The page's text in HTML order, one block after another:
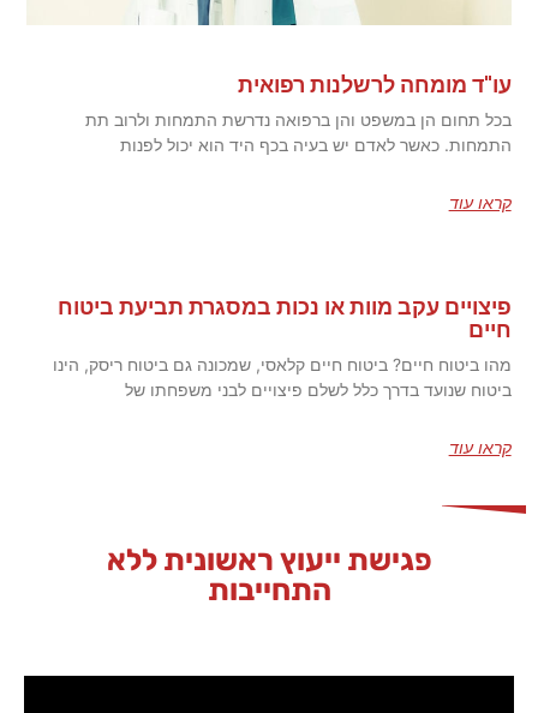
עו"ד מומחה לרשלנות רפואית
בכל תחום הן במשפט והן ברפואה נדרשת התמחות ולרוב תת
התמחות. כאשר לאדם יש בעיה בכף היד הוא יכול לפנות
קראו עוד
פיצויים עקב מוות או נכות במסגרת תביעת ביטוח
חיים
מהו ביטוח חיים? ביטוח חיים קלאסי, שמכונה גם ביטוח ריסק, הינו
ביטוח שנועד בדרך כלל לשלם פיצויים לבני משפחתו של
קראו עוד
פגישת ייעוץ ראשונית ללא
התחייבות